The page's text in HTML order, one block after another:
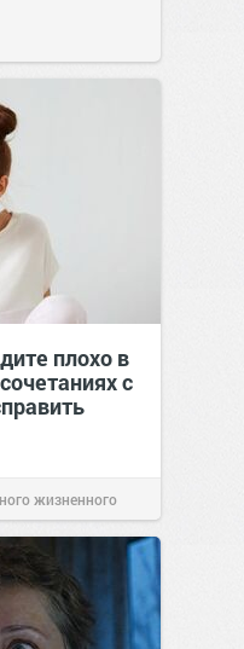
плохо в
с
жизненного